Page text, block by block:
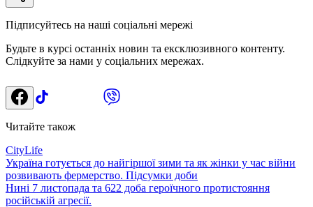
Підписуйтесь на наші соціальні мережі
Будьте в курсі останніх новин та ексклюзивного контенту.
Слідкуйте за нами у соціальних мережах.
Читайте також
CityLife
Україна готується до найгіршої зими та як жінки у час війни
розвивають фермерство. Підсумки доби
Нині 7 листопада та 622 доба героїчного протистояння
російській агресії.